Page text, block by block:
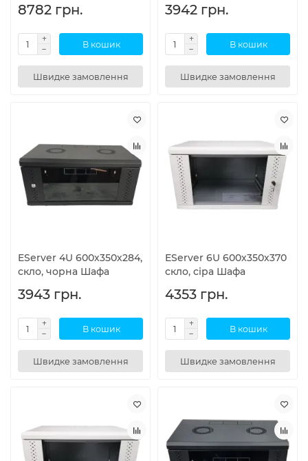
8782 грн.
В кошик
Швидке замовлення
3942 грн.
В кошик
Швидке замовлення
EServer 4U 600х350х284,
скло, чорна Шафа
3943 грн.
В кошик
Швидке замовлення
EServer 6U 600х350х370
скло, сіра Шафа
4353 грн.
В кошик
Швидке замовлення